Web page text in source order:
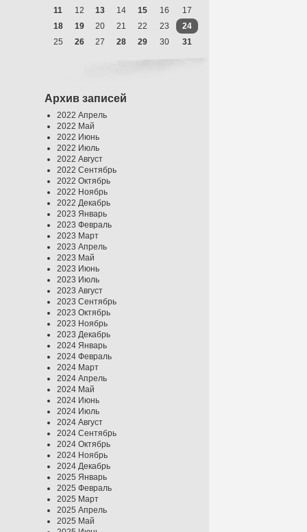
11
12 13 14 15 16
17
18
19 20 21 22 23
24
25
26 27 28 29 30 31
Архив записей
2022 Апрель
2022 Май
2022 Июнь
2022 Июль
2022 Август
2022 Сентябрь
2022 Октябрь
2022 Ноябрь
2022 Декабрь
2023 Январь
2023 Февраль
2023 Март
2023 Апрель
2023 Май
2023 Июнь
2023 Июль
2023 Август
2023 Сентябрь
2023 Октябрь
2023 Ноябрь
2023 Декабрь
2024 Январь
2024 Февраль
2024 Март
2024 Апрель
2024 Май
2024 Июнь
2024 Июль
2024 Август
2024 Сентябрь
2024 Октябрь
2024 Ноябрь
2024 Декабрь
2025 Январь
2025 Февраль
2025 Март
2025 Апрель
2025 Май